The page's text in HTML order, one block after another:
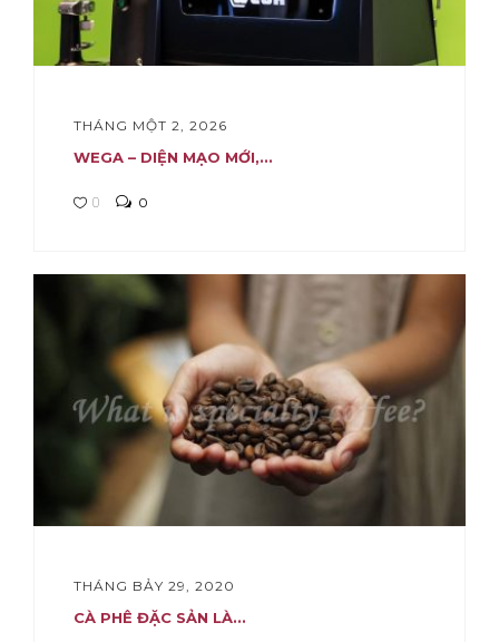
THÁNG MỘT 2, 2026
WEGA – DIỆN MẠO MỚI,...
0 0
THÁNG BẢY 29, 2020
CÀ PHÊ ĐẶC SẢN LÀ...